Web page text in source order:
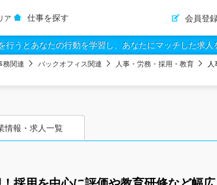
ア 仕事を探す 会員登
行うとあなたの行動を学習し、あなたにマッチした求人
務関連 バックオフィス関連 人事・労務・採用・教育
情報・求人一覧